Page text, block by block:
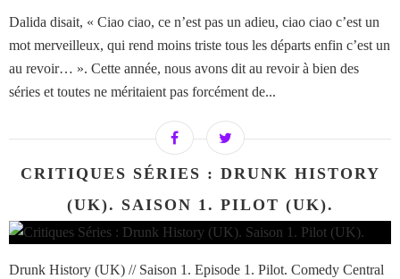
Dalida disait, « Ciao ciao, ce n’est pas un adieu, ciao ciao c’est un
mot merveilleux, qui rend moins triste tous les départs enfin c’est un
au revoir… ». Cette année, nous avons dit au revoir à bien des
séries et toutes ne méritaient pas forcément de...
CRITIQUES SÉRIES : DRUNK HISTORY
(UK). SAISON 1. PILOT (UK).
Drunk History (UK) // Saison 1. Episode 1. Pilot. Comedy Central